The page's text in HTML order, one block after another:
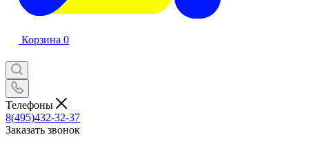
Корзина 0
Телефоны
8(495)432-32-37
Заказать звонок